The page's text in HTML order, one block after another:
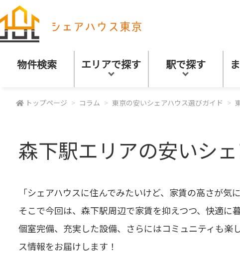
物件検索 エリアで探す 駅で探す
トップページ コラム 東京の安いシェアハウス選びガイド
森下駅エリアの安いシ
「シェアハウスに住んでみたいけど、家賃の高さが
そこで今回は、森下駅周辺で家賃を抑えつつ、快適に
個室完備、充実した設備、さらにはコミュニティも楽
ス情報をお届けします！